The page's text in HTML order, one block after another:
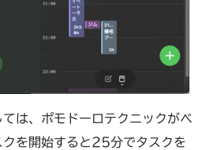
は、ポモドーロテクニックがベ
クを開始すると25分でタスクを